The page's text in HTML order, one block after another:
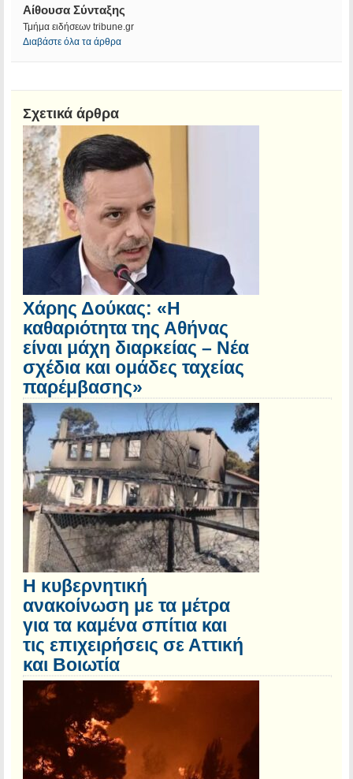
Αίθουσα Σύνταξης
Τμήμα ειδήσεων tribune.gr
Διαβάστε όλα τα άρθρα
Σχετικά άρθρα
Χάρης Δούκας: «Η
καθαριότητα της Αθήνας
είναι μάχη διαρκείας – Νέα
σχέδια και ομάδες ταχείας
παρέμβασης»
Η κυβερνητική
ανακοίνωση με τα μέτρα
για τα καμένα σπίτια και
τις επιχειρήσεις σε Αττική
και Βοιωτία